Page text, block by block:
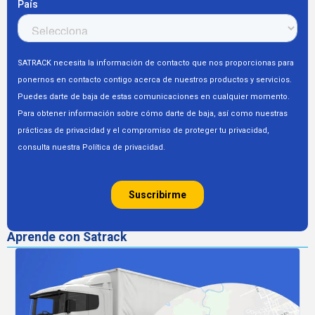
Aprende con Satrack